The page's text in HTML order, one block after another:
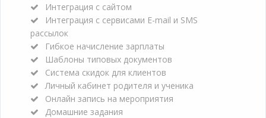
Интеграция с сайтом
Интеграция с сервисами E-mail и SMS
рассылок
Гибкое начисление зарплаты
Шаблоны типовых документов
Система скидок для клиентов
Личный кабинет родителя и ученика
Онлайн запись на мероприятия
Домашние задания